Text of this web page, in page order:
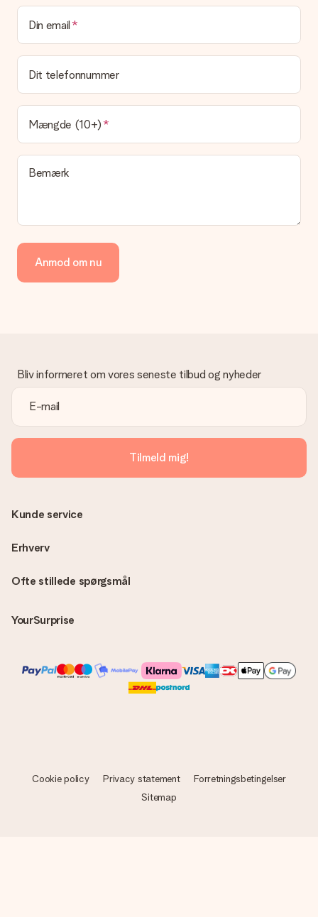
Kan jeg vælge en leveringsdato?
Det er ikke muligt at vælge en bestemt leveringsdato.
Hvad er leveringstiden, og hvornår modtager jeg min
gave?
Leveringstiden findes på gavens produktside. Du kan stole på,
at vores postfirma leverer din gave på denne dag.
Hvilke leveringsmuligheder kan jeg vælge?
I øjeblikket er det ikke (endnu) muligt at vælge en
leveringsindstilling. Den gave, du vil bestille, sendes enten som
en pakke eller som postkasse levering. Vil du gerne vide
hvilken måde din ordre sendes på? Kontakt venligst vores
Vi tilbyder følgende betalingsmetoder: Dankort, Paypal,
kreditkort, faktura via Klarna eller bankoverførsel. I tilfælde af
manuel betaling overførsel, skal du tage højde for en ekstra 3
venligst vores kundeservice, de hjælper gerne med at finde en
passende løsning.
Er fakturaen sendt sammen med ordren?
Ingen faktura sendes med din ordre. Du modtager altid
fakturaen i bekræftelsesemailen, og du kan altid finde den i din
MySurprise-konto. Det betyder at du kan få gaven leveret
direkte til modtageren, hvilket gør det til en sand
overraskelse!
Din email
Dit telefonnummer
Mængde (10+)
Bemærk
Anmod om nu
Bliv informeret om vores seneste tilbud og nyheder
Tilmeld mig!
Ofte stillede spørgsmål
YourSurprise
Kunde service
Erhverv
Cookie policy Privacy statement
Forretningsbetingelser
Sitemap